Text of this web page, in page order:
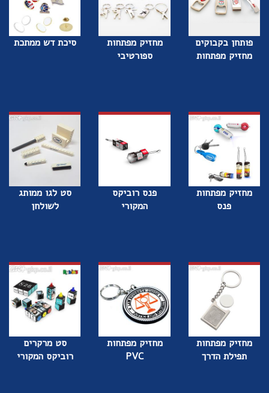
פותחן בקבוקים
מחזיק מפתחות
מחזיק מפתחות
ספורטיבי
סיכת דש ממתכת
מחזיק מפתחות
פנס
פנס רוביקס
המקורי
סט לגו ממותג
לשולחן
מחזיק מפתחות
תפילת הדרך
מחזיק מפתחות
PVC
סט מרקרים
רוביקס המקורי